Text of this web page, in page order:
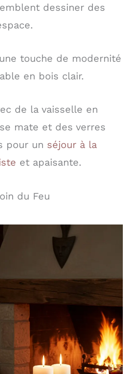
dessiner des
touche de modernité
en bois clair.
de la vaisselle en
mate et des verres
pour un séjour à la
et apaisante.
du Feu